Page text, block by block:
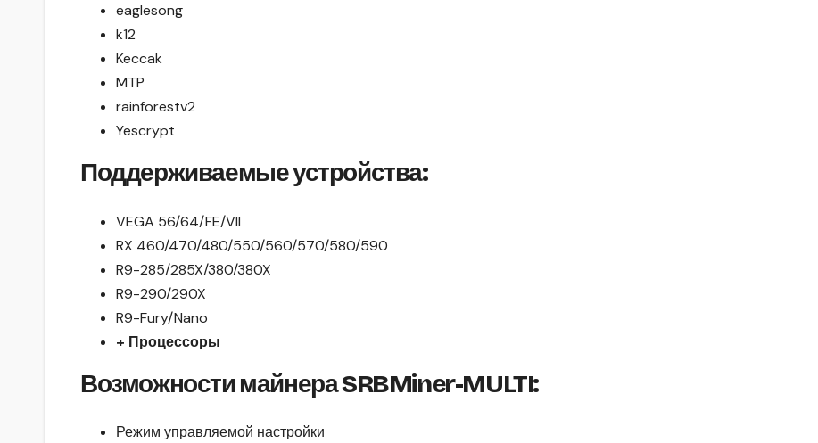
eaglesong
k12
Keccak
MTP
rainforestv2
Yescrypt
Поддерживаемые устройства:
VEGA 56/64/FE/VII
RX 460/470/480/550/560/570/580/590
R9-285/285X/380/380X
R9-290/290X
R9-Fury/Nano
+ Процессоры
Возможности майнера SRBMiner-MULTI:
Режим управляемой настройки